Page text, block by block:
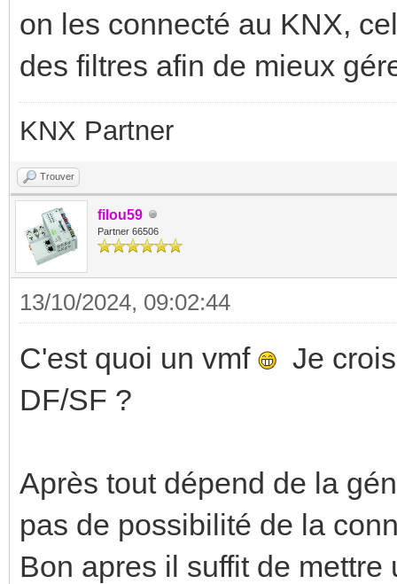
on les connecté au KNX,
des filtres afin de mieux
KNX Partner
Trouver
filou59
Partner 66506
13/10/2024, 09:02:44
C'est quoi un vmf
Je
DF/SF ?
Après tout dépend de la
pas de possibilité de la
Bon apres il suffit de